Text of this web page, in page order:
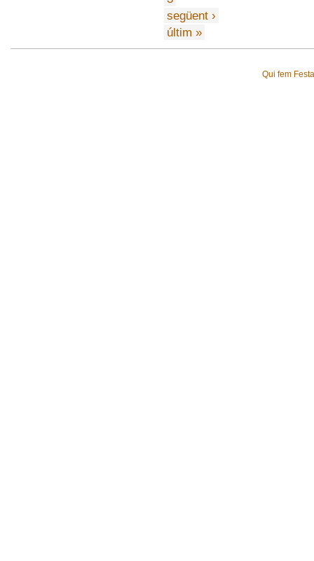
següent ›
últim »
Qui fem